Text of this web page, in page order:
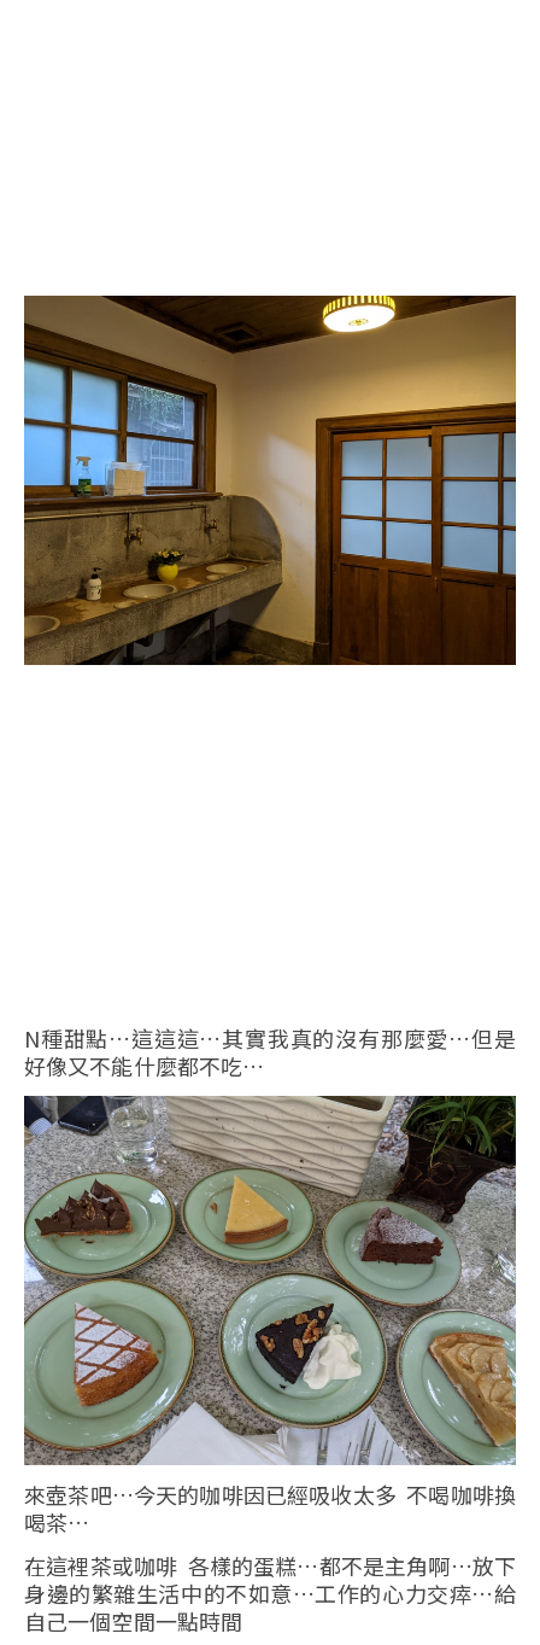
N種甜點…這這這…其實我真的沒有那麼愛…但是
好像又不能什麼都不吃…
來壺茶吧…今天的咖啡因已經吸收太多 不喝咖啡換
喝茶…
在這裡茶或咖啡 各樣的蛋糕…都不是主角啊…放下
身邊的繁雜生活中的不如意…工作的心力交瘁…給
自己一個空間一點時間